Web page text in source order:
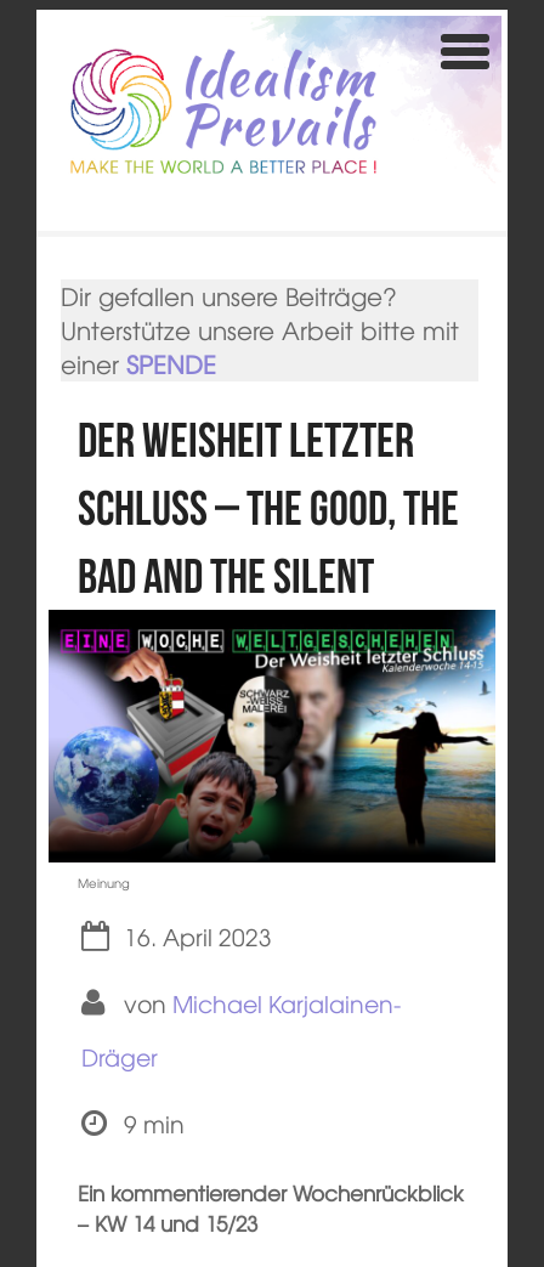
Dir gefallen unsere Beiträge?
Unterstütze unsere Arbeit bitte mit
einer SPENDE
Der Weisheit letzter
Schluss – The good, the
bad and the silent
Meinung
16. April 2023
von Michael Karjalainen-
Dräger
9 min
Ein kommentierender Wochenrückblick
– KW 14 und 15/23